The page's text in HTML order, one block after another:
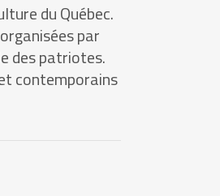
du Québec.
par
des patriotes.
contemporains